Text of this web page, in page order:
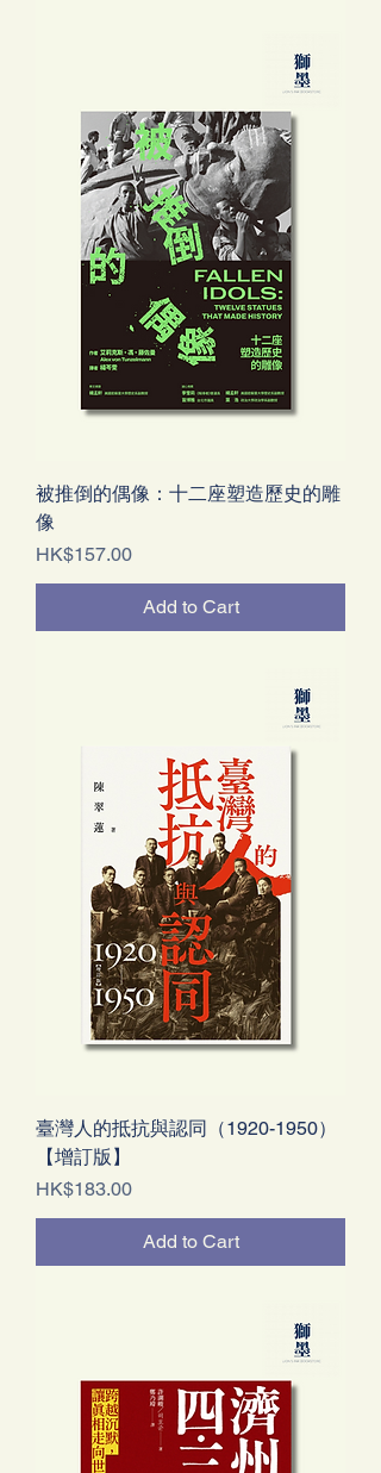
被推倒的偶像：十二座塑造歷史的雕
像
Price
HK$157.00
Add to Cart
臺灣人的抵抗與認同（1920-1950）
【增訂版】
Price
HK$183.00
Add to Cart